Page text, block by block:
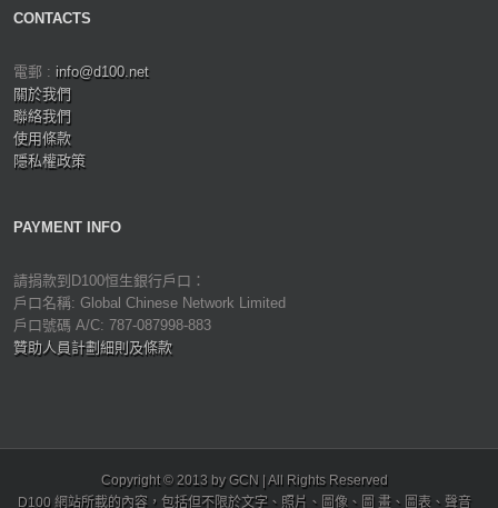
CONTACTS
電郵 : info@d100.net
關於我們
聯絡我們
使用條款
隱私權政策
PAYMENT INFO
請捐款到D100恒生銀行戶口：
戶口名稱: Global Chinese Network Limited
戶口號碼 A/C: 787-087998-883
贊助人員計劃細則及條款
Copyright © 2013 by GCN | All Rights Reserved
D100 網站所載的內容，包括但不限於文字、照片、圖像、圖 畫、圖表、聲音